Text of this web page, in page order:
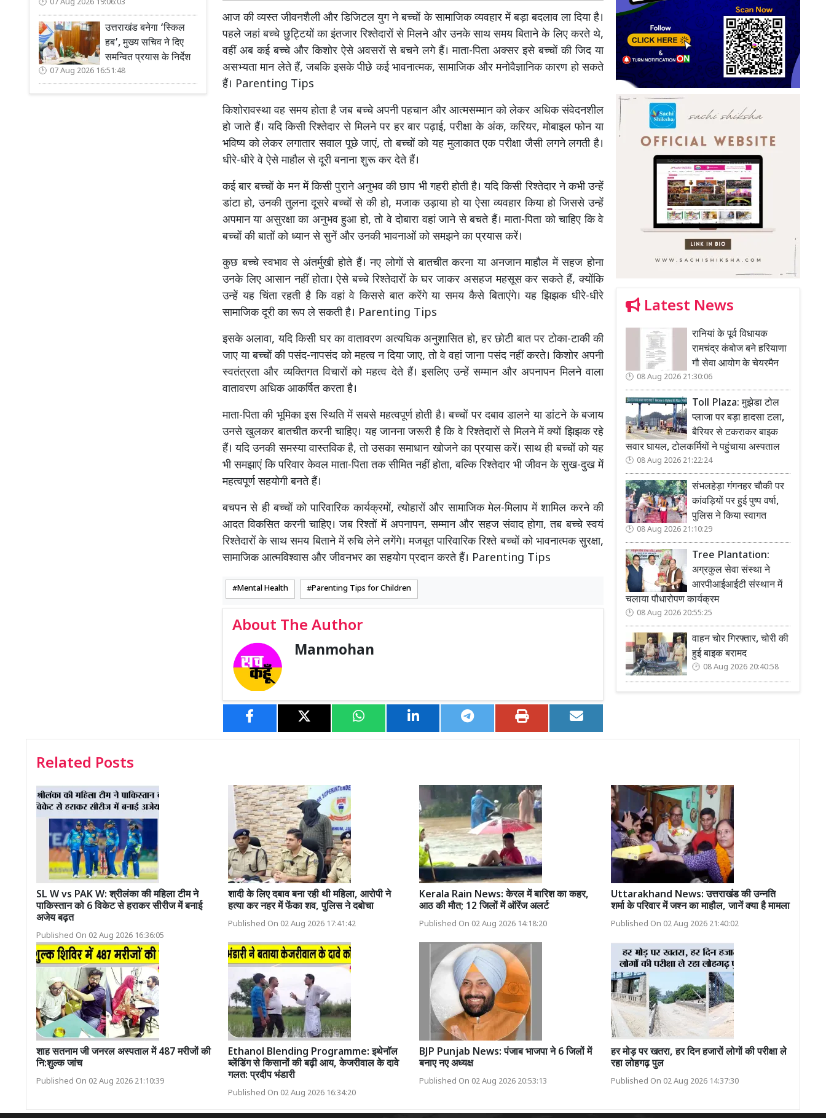
07 Aug 2026 19:06:03
उत्तराखंड बनेगा ‘स्किल
हब’, मुख्य सचिव ने दिए
समन्वित प्रयास के निर्देश
07 Aug 2026 16:51:48
आज की व्यस्त जीवनशैली और डिजिटल युग ने बच्चों के सामाजिक व्यवहार में बड़ा बदलाव ला दिया है।
पहले जहां बच्चे छुट्टियों का इंतजार रिश्तेदारों से मिलने और उनके साथ समय बिताने के लिए करते थे,
वहीं अब कई बच्चे और किशोर ऐसे अवसरों से बचने लगे हैं। माता-पिता अक्सर इसे बच्चों की जिद या
असभ्यता मान लेते हैं, जबकि इसके पीछे कई भावनात्मक, सामाजिक और मनोवैज्ञानिक कारण हो सकते
हैं। Parenting Tips
किशोरावस्था वह समय होता है जब बच्चे अपनी पहचान और आत्मसम्मान को लेकर अधिक संवेदनशील
हो जाते हैं। यदि किसी रिश्तेदार से मिलने पर हर बार पढ़ाई, परीक्षा के अंक, करियर, मोबाइल फोन या
भविष्य को लेकर लगातार सवाल पूछे जाएं, तो बच्चों को यह मुलाकात एक परीक्षा जैसी लगने लगती है।
धीरे-धीरे वे ऐसे माहौल से दूरी बनाना शुरू कर देते हैं।
कई बार बच्चों के मन में किसी पुराने अनुभव की छाप भी गहरी होती है। यदि किसी रिश्तेदार ने कभी उन्हें
डांटा हो, उनकी तुलना दूसरे बच्चों से की हो, मजाक उड़ाया हो या ऐसा व्यवहार किया हो जिससे उन्हें
अपमान या असुरक्षा का अनुभव हुआ हो, तो वे दोबारा वहां जाने से बचते हैं। माता-पिता को चाहिए कि वे
बच्चों की बातों को ध्यान से सुनें और उनकी भावनाओं को समझने का प्रयास करें।
कुछ बच्चे स्वभाव से अंतर्मुखी होते हैं। नए लोगों से बातचीत करना या अनजान माहौल में सहज होना
उनके लिए आसान नहीं होता। ऐसे बच्चे रिश्तेदारों के घर जाकर असहज महसूस कर सकते हैं, क्योंकि
उन्हें यह चिंता रहती है कि वहां वे किससे बात करेंगे या समय कैसे बिताएंगे। यह झिझक धीरे-धीरे
सामाजिक दूरी का रूप ले सकती है। Parenting Tips
इसके अलावा, यदि किसी घर का वातावरण अत्यधिक अनुशासित हो, हर छोटी बात पर टोका-टाकी की
जाए या बच्चों की पसंद-नापसंद को महत्व न दिया जाए, तो वे वहां जाना पसंद नहीं करते। किशोर अपनी
स्वतंत्रता और व्यक्तिगत विचारों को महत्व देते हैं। इसलिए उन्हें सम्मान और अपनापन मिलने वाला
वातावरण अधिक आकर्षित करता है।
माता-पिता की भूमिका इस स्थिति में सबसे महत्वपूर्ण होती है। बच्चों पर दबाव डालने या डांटने के बजाय
उनसे खुलकर बातचीत करनी चाहिए। यह जानना जरूरी है कि वे रिश्तेदारों से मिलने में क्यों झिझक रहे
हैं। यदि उनकी समस्या वास्तविक है, तो उसका समाधान खोजने का प्रयास करें। साथ ही बच्चों को यह
भी समझाएं कि परिवार केवल माता-पिता तक सीमित नहीं होता, बल्कि रिश्तेदार भी जीवन के सुख-दुख में
महत्वपूर्ण सहयोगी बनते हैं।
बचपन से ही बच्चों को पारिवारिक कार्यक्रमों, त्योहारों और सामाजिक मेल-मिलाप में शामिल करने की
आदत विकसित करनी चाहिए। जब रिश्तों में अपनापन, सम्मान और सहज संवाद होगा, तब बच्चे स्वयं
रिश्तेदारों के साथ समय बिताने में रुचि लेने लगेंगे। मजबूत पारिवारिक रिश्ते बच्चों को भावनात्मक सुरक्षा,
सामाजिक आत्मविश्वास और जीवनभर का सहयोग प्रदान करते हैं। Parenting Tips
Mental Health Parenting Tips for Children
About The Author
Manmohan
Latest News
रानियां के पूर्व विधायक
रामचंद्र कंबोज बने हरियाणा
गौ सेवा आयोग के चेयरमैन
08 Aug 2026 21:30:06
Toll Plaza: मुझेडा टोल
प्लाजा पर बड़ा हादसा टला,
बैरियर से टकराकर बाइक
सवार घायल, टोलकर्मियों ने पहुंचाया अस्पताल
08 Aug 2026 21:22:24
संभलहेड़ा गंगनहर चौकी पर
कांवड़ियों पर हुई पुष्प वर्षा,
पुलिस ने किया स्वागत
08 Aug 2026 21:10:29
Tree Plantation:
अग्रकुल सेवा संस्था ने
आरपीआईआईटी संस्थान में
चलाया पौधारोपण कार्यक्रम
08 Aug 2026 20:55:25
वाहन चोर गिरफ्तार, चोरी की
हुई बाइक बरामद
08 Aug 2026 20:40:58
Related Posts
SL W vs PAK W: श्रीलंका की महिला टीम ने
पाकिस्तान को 6 विकेट से हराकर सीरीज में बनाई
अजेय बढ़त
Published On 02 Aug 2026 16:36:05
शादी के लिए दबाव बना रही थी महिला, आरोपी ने
हत्या कर नहर में फेंका शव, पुलिस ने दबोचा
Published On 02 Aug 2026 17:41:42
Kerala Rain News: केरल में बारिश का कहर,
आठ की मौत; 12 जिलों में ऑरेंज अलर्ट
Published On 02 Aug 2026 14:18:20
Uttarakhand News: उत्तराखंड की उन्नति
शर्मा के परिवार में जश्न का माहौल, जानें क्या है मामला
Published On 02 Aug 2026 21:40:02
शाह सतनाम जी जनरल अस्पताल में 487 मरीजों की
नि:शुल्क जांच
Published On 02 Aug 2026 21:10:39
Ethanol Blending Programme: इथेनॉल
ब्लेंडिंग से किसानों की बढ़ी आय, केजरीवाल के दावे
गलत: प्रदीप भंडारी
Published On 02 Aug 2026 16:34:20
BJP Punjab News: पंजाब भाजपा ने 6 जिलों में
बनाए नए अध्यक्ष
Published On 02 Aug 2026 20:53:13
हर मोड़ पर खतरा, हर दिन हजारों लोगों की परीक्षा ले
रहा लोहगढ़ पुल
Published On 02 Aug 2026 14:37:30